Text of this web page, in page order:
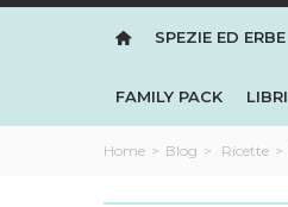
SPEZIE ED ERBE
FAMILY PACK LIBRI
Home > Blog > Ricette >